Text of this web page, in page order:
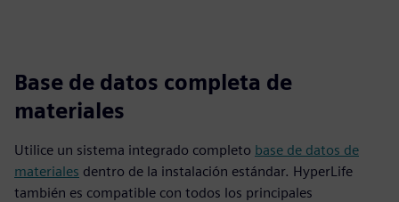
Base de datos completa de
materiales
Utilice un sistema integrado completo base de datos de
materiales dentro de la instalación estándar. HyperLife
también es compatible con todos los principales